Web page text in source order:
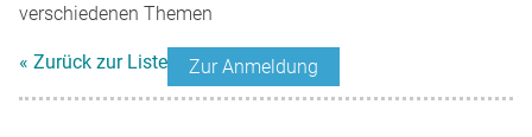
verschiedenen Themen
« Zurück zur Liste Zur Anmeldung